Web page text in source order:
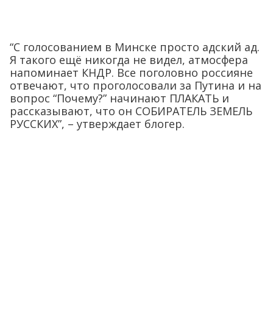
“С голосованием в Минске просто адский ад.
Я такого ещё никогда не видел, атмосфера
напоминает КНДР. Все поголовно россияне
отвечают, что проголосовали за Путина и на
вопрос “Почему?” начинают ПЛАКАТЬ и
рассказывают, что он СОБИРАТЕЛЬ ЗЕМЕЛЬ
РУССКИХ”, – утверждает блогер.